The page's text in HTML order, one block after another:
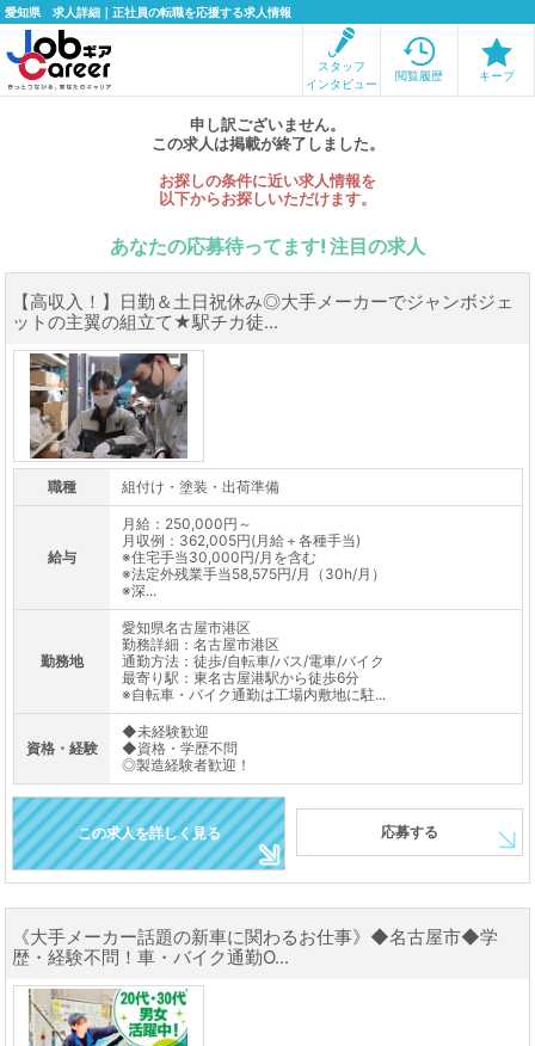
愛知県 求人詳細｜正社員の転職を応援する求人情報
スタッフ
インタビュー
閲覧履歴 キープ
申し訳ございません。
この求人は掲載が終了しました。
お探しの条件に近い求人情報を
以下からお探しいただけます。
あなたの応募待ってます! 注目の求人
【高収入！】日勤＆土日祝休み◎大手メーカーでジャンボジェ
ットの主翼の組立て★駅チカ徒...
職種 組付け・塗装・出荷準備
給与
月給：250,000円～
月収例：362,005円(月給＋各種手当)
※住宅手当30,000円/月を含む
※法定外残業手当58,575円/月（30h/月）
※深...
勤務地
愛知県名古屋市港区
勤務詳細：名古屋市港区
通勤方法：徒歩/自転車/バス/電車/バイク
最寄り駅：東名古屋港駅から徒歩6分
※自転車・バイク通勤は工場内敷地に駐...
資格・経験
◆未経験歓迎
◆資格・学歴不問
◎製造経験者歓迎！
この求人を詳しく見る 応募する
《大手メーカー話題の新車に関わるお仕事》◆名古屋市◆学
歴・経験不問！車・バイク通勤O...